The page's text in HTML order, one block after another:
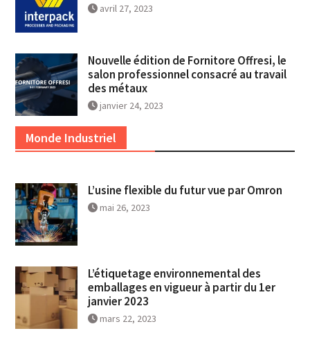
avril 27, 2023
Nouvelle édition de Fornitore Offresi, le
salon professionnel consacré au travail
des métaux
janvier 24, 2023
Monde Industriel
L’usine flexible du futur vue par Omron
mai 26, 2023
L’étiquetage environnemental des
emballages en vigueur à partir du 1er
janvier 2023
mars 22, 2023